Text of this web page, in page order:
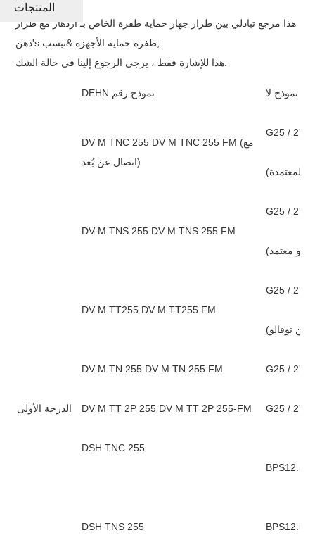
هذا مرجع تبادلي بين طراز جهاز حماية طفرة الخاص بـ ازدهار مع طراز
دهن's طفرة حماية الأجهزة.&نبسب;
DEHN نموذج رقم نموذج لا
الدرجة الأولى
DV M TNC 255 DV M TNC 255 FM (مع
اتصال عن بُعد)
DV M TNS 255 DV M TNS 255 FM
DV M TT255 DV M TT255 FM
G25 / 275
DV M TN 255 DV M TN 255 FM G25 / 275
DV M TT 2P 255 DV M TT 2P 255-FM G25 / 275
DSH TNC 255
DSH TNS 255 BPS12.5V
المنتجات